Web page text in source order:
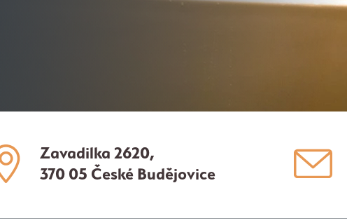
Zavadilka 2620,
370 05 České Budějovice